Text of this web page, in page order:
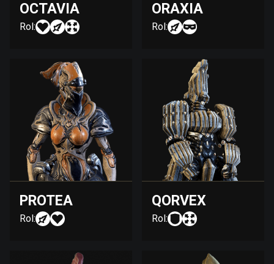
OCTAVIA
Rol:
ORAXIA
Rol:
PROTEA
Rol:
QORVEX
Rol: